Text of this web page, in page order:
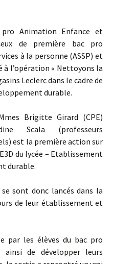
Animation Enfance et
de première bac pro
à la personne (ASSP) et
à l’opération « Nettoyons la
Leclerc dans le cadre de
durable.
Brigitte Girard (CPE)
Scala (professeurs
est la première action sur
du lycée – Etablissement
durable.
sont donc lancés dans la
de leur établissement et
par les élèves du bac pro
de développer leurs